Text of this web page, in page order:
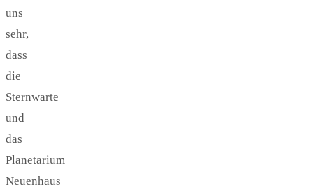
uns
sehr,
dass
die
Sternwarte
und
das
Planetarium
Neuenhaus